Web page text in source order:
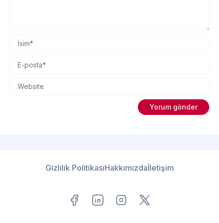
Gizlilik PolitikasıHakkımızdaİletişim